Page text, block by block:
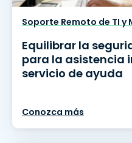
Soporte Remoto de TI y
Equilibrar la
para la asistencia
servicio de ayuda
Conozca más